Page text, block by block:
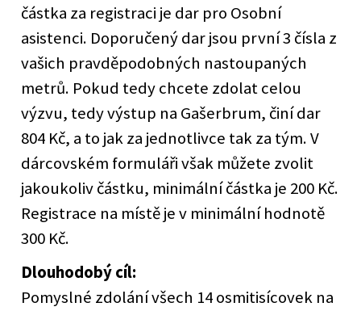
částka za registraci je dar pro Osobní
asistenci. Doporučený dar jsou první 3 čísla z
vašich pravděpodobných nastoupaných
metrů. Pokud tedy chcete zdolat celou
výzvu, tedy výstup na Gašerbrum, činí dar
804 Kč, a to jak za jednotlivce tak za tým. V
dárcovském formuláři však můžete zvolit
jakoukoliv částku, minimální částka je 200 Kč.
Registrace na místě je v minimální hodnotě
300 Kč.
Dlouhodobý cíl:
Pomyslné zdolání všech 14 osmitisícovek na